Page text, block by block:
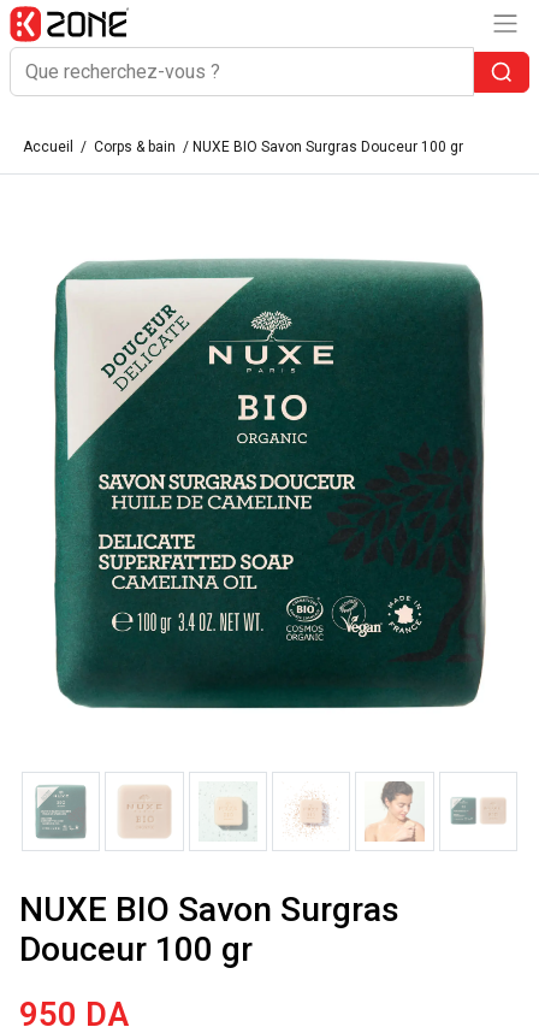
Accueil / Corps & bain / NUXE BIO Savon Surgras Douceur 100 gr
NUXE BIO Savon Surgras
Douceur 100 gr
950 DA